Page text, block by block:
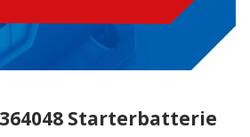
Starterbatterie